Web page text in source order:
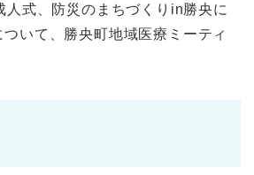
人式、防災のまちづくりin勝央に
いて、勝央町地域医療ミーティ